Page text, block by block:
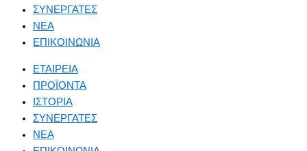
ΣΥΝΕΡΓΑΤΕΣ
NEA
ΕΠΙΚΟΙΝΩΝΙΑ
ΕΤΑΙΡΕΙΑ
ΠΡΟΪΟΝΤΑ
ΙΣΤΟΡΙΑ
ΣΥΝΕΡΓΑΤΕΣ
NEA